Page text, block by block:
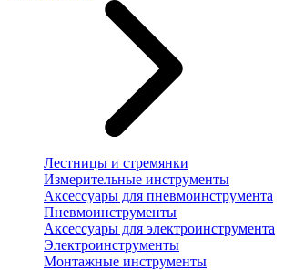
Лестницы и стремянки
Измерительные инструменты
Аксессуары для пневмоинструмента
Пневмоинструменты
Аксессуары для электроинструмента
Электроинструменты
Монтажные инструменты